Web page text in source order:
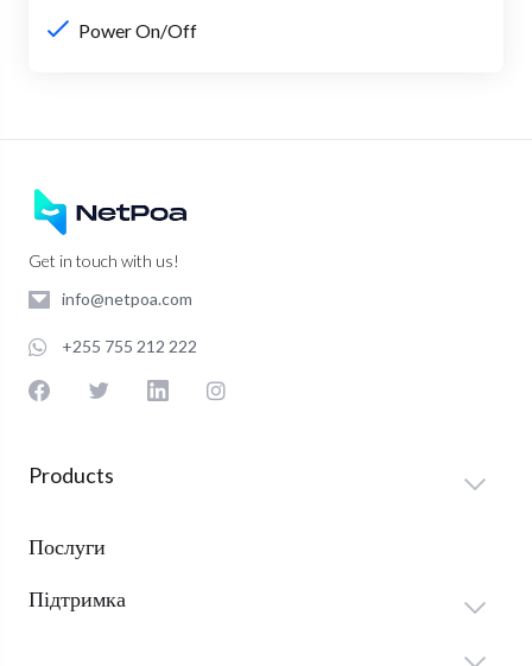
Power On/Off
Get in touch with us!
info@netpoa.com
+255 755 212 222
Products
Послуги
Підтримка